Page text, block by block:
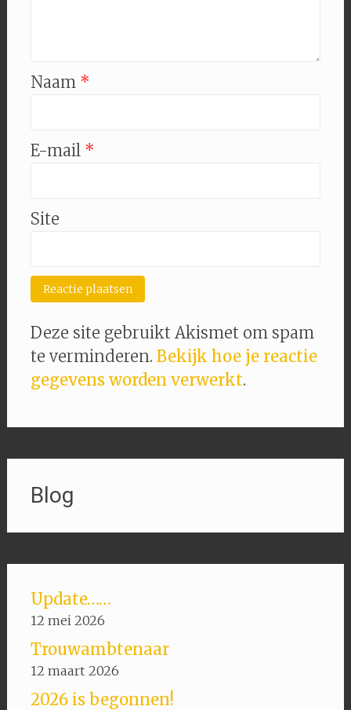
Naam *
E-mail *
Site
Deze site gebruikt Akismet om spam
te verminderen. Bekijk hoe je reactie
gegevens worden verwerkt.
Blog
Update……
12 mei 2026
Trouwambtenaar
12 maart 2026
2026 is begonnen!